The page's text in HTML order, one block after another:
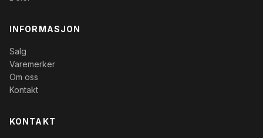
INFORMASJON
Salg
Varemerker
Om oss
Kontakt
KONTAKT